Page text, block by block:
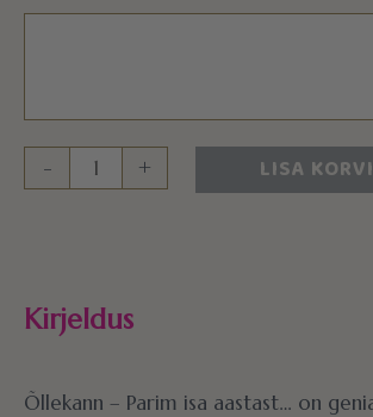
- + LISA KORVI
Kirjeldus
Õllekann – Parim isa aastast… on